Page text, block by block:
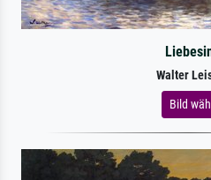
Walter
Bild